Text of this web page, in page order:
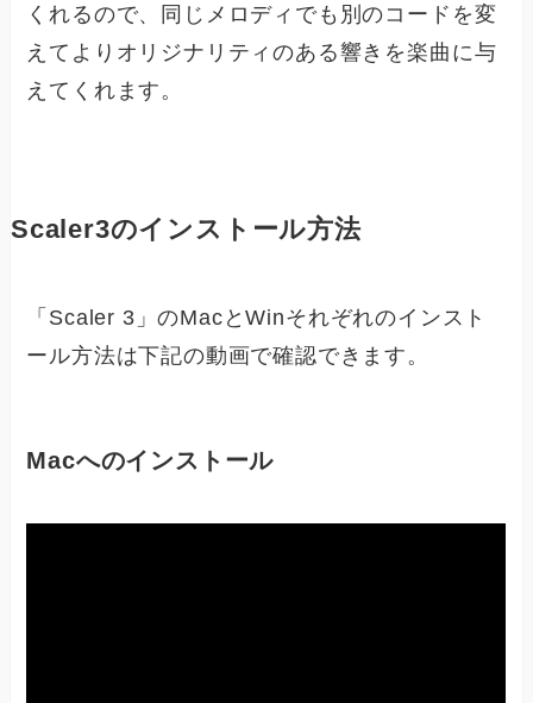
くれるので、同じメロディでも別のコードを変
えてよりオリジナリティのある響きを楽曲に与
えてくれます。
Scaler3のインストール方法
「Scaler 3」のMacとWinそれぞれのインスト
ール方法は下記の動画で確認できます。
Macへのインストール